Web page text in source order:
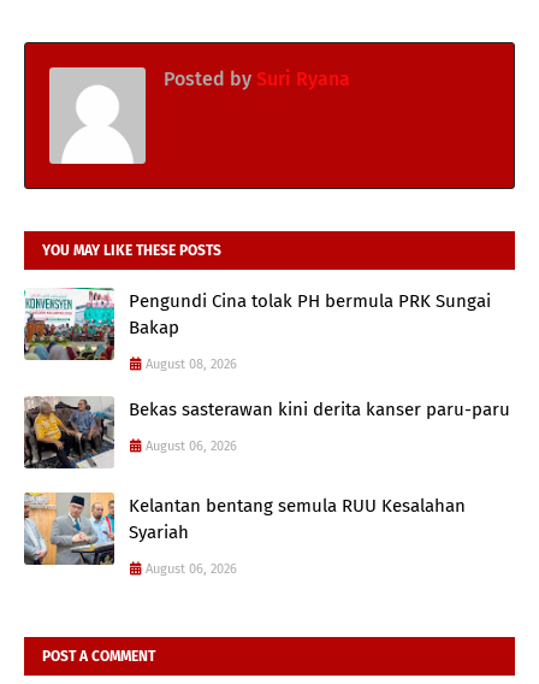
Posted by Suri Ryana
YOU MAY LIKE THESE POSTS
Pengundi Cina tolak PH bermula PRK Sungai
Bakap
August 08, 2026
Bekas sasterawan kini derita kanser paru-paru
August 06, 2026
Kelantan bentang semula RUU Kesalahan
Syariah
August 06, 2026
POST A COMMENT